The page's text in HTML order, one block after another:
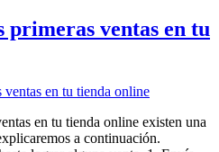
primeras ventas en tu
en tu tienda online existen una
a continuación.